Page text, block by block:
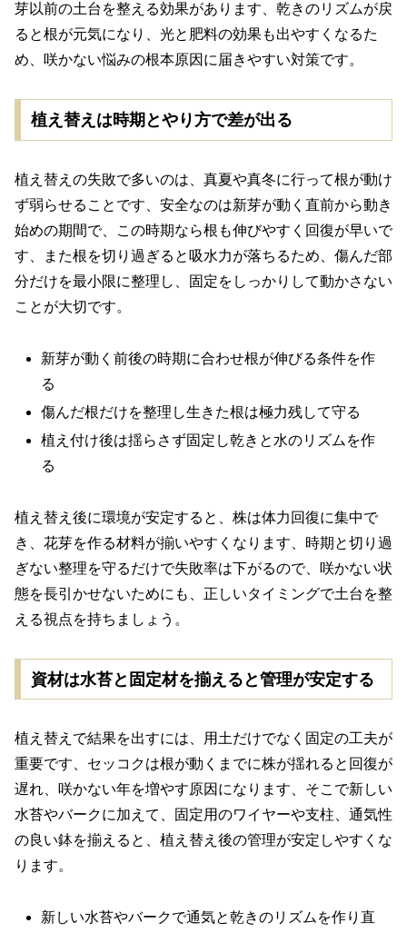
芽以前の土台を整える効果があります、乾きのリズムが戻
ると根が元気になり、光と肥料の効果も出やすくなるた
め、咲かない悩みの根本原因に届きやすい対策です。
植え替えは時期とやり方で差が出る
植え替えの失敗で多いのは、真夏や真冬に行って根が動け
ず弱らせることです、安全なのは新芽が動く直前から動き
始めの期間で、この時期なら根も伸びやすく回復が早いで
す、また根を切り過ぎると吸水力が落ちるため、傷んだ部
分だけを最小限に整理し、固定をしっかりして動かさない
ことが大切です。
新芽が動く前後の時期に合わせ根が伸びる条件を作
る
傷んだ根だけを整理し生きた根は極力残して守る
植え付け後は揺らさず固定し乾きと水のリズムを作
る
植え替え後に環境が安定すると、株は体力回復に集中で
き、花芽を作る材料が揃いやすくなります、時期と切り過
ぎない整理を守るだけで失敗率は下がるので、咲かない状
態を長引かせないためにも、正しいタイミングで土台を整
える視点を持ちましょう。
資材は水苔と固定材を揃えると管理が安定する
植え替えで結果を出すには、用土だけでなく固定の工夫が
重要です、セッコクは根が動くまでに株が揺れると回復が
遅れ、咲かない年を増やす原因になります、そこで新しい
水苔やバークに加えて、固定用のワイヤーや支柱、通気性
の良い鉢を揃えると、植え替え後の管理が安定しやすくな
ります。
新しい水苔やバークで通気と乾きのリズムを作り直